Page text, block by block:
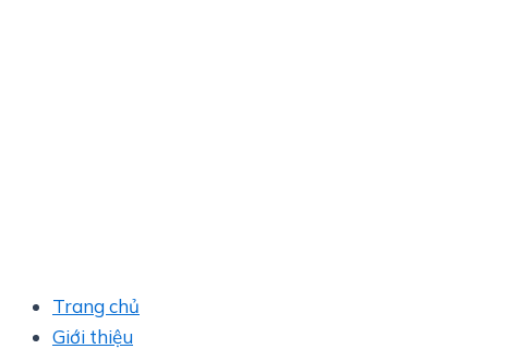
Trang chủ
Giới thiệu